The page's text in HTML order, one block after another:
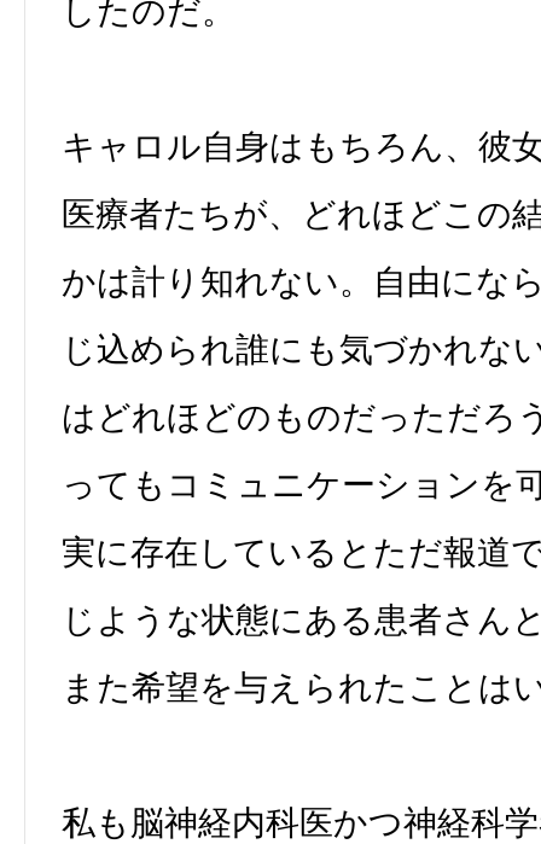
したのだ。
キャロル自身はもちろん、彼
医療者たちが、どれほどこの
かは計り知れない。自由にな
じ込められ誰にも気づかれな
はどれほどのものだっただろ
ってもコミュニケーションを
実に存在しているとただ報道
じような状態にある患者さん
また希望を与えられたことは
私も脳神経内科医かつ神経科